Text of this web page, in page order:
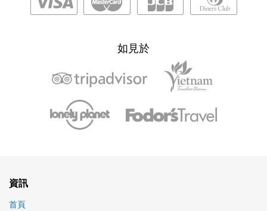
如見於
資訊
首頁